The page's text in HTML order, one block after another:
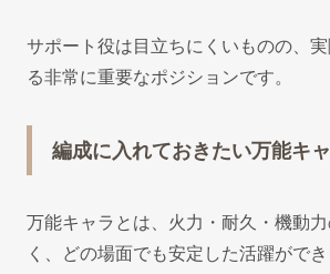
サポート役は目立ちにくいものの、
る非常に重要なポジションです。
編成に入れておきたい万能キ
万能キャラとは、火力・耐久・機動
く、どの場面でも安定した活躍がで